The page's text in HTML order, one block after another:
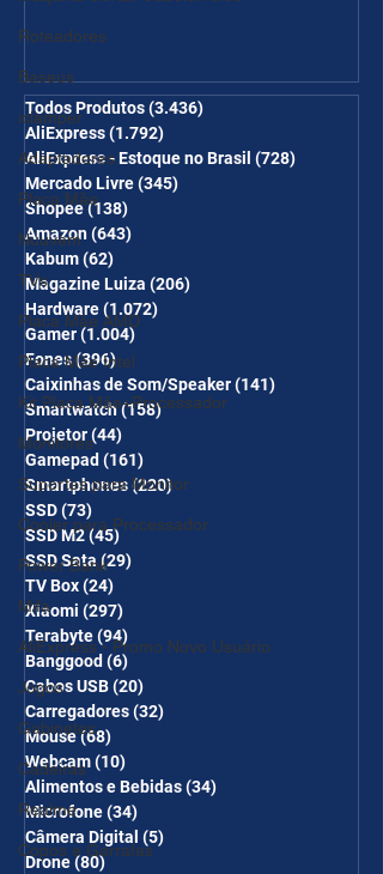
Roteadores
Baseus
iclamper
Adaptadores
Placa Mãe
Nuuvem
TVs
Placa Mãe AMD
Placa Mãe Intel
Kit Placa Mãe+Processador
Monitores
Suportes para Monitor
Cooler para Processador
Power Bank
Mifa
AliExpress - Promo Novo Usuário
Jogos
Gabinetes
Cadeiras
Realme
Copos e Garrafas
Ganhe Frete Grátis(R$10 de
desc em 6 itens/R$25 de
desc em 10 itens) OS
CUPONS SÃO VÁLIDOS NO
COMBO
Todos Produtos(3.436)
AliExpress(1.792)
AliExpress - Estoque no Brasil (728)
Mercado Livre(345)
Shopee(138)
Amazon(643)
Kabum(62)
Magazine Luiza (206)
Hardware(1.072)
Gamer(1.004)
Fones(396)396 posts
Caixinhas de Som/Speaker(141)
Smartwatch(158)158 posts
Projetor(44)
Gamepad (161)
Smartphones(220)220 posts
SSD(73)
SSD M2(45) 45 posts
SSD Sata(29)
TV Box(24)
Xiaomi (297)
Terabyte(94) 94 posts
Banggood (6)
Cabos USB(20)
Carregadores(32)
Mouse(68)
Webcam(10)
Alimentos e Bebidas(34)
Microfone(34)
Câmera Digital (5)
Drone(80)80 posts